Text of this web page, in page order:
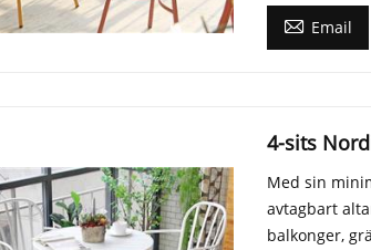
 Email
4-sits
Med sin
avtagbart
balkonger,